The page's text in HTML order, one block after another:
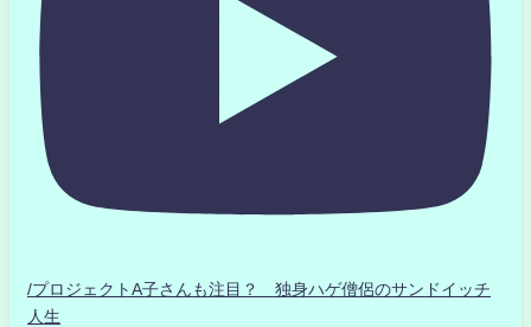
/プロジェクトA子さんも注目？ 独身ハゲ僧侶のサンドイッチ
人生